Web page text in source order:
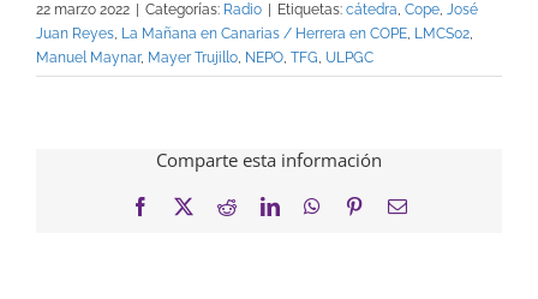
22 marzo 2022 Categorías: Radio Etiquetas: cátedra, Cope, José
Juan Reyes, La Mañana en Canarias / Herrera en COPE, LMCS02,
Manuel Maynar, Mayer Trujillo, NEPO, TFG, ULPGC
Comparte esta información
Facebook RedditLinkedInWhatsApp
PinterestCorreo